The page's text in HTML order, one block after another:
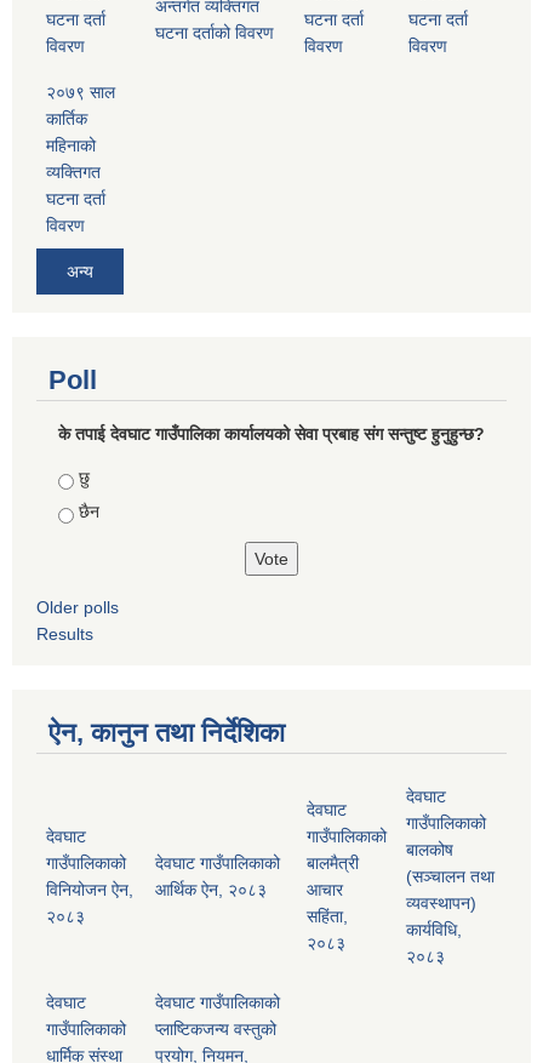
घटना दर्ता
विवरण
अन्तर्गत व्यक्तिगत
घटना दर्ताको विवरण
घटना दर्ता
विवरण
घटना दर्ता
विवरण
२०७९ साल
कार्तिक
महिनाको
व्यक्तिगत
घटना दर्ता
विवरण
अन्य
Poll
के तपाई देवघाट गाउँपालिका कार्यालयको सेवा प्रबाह संग सन्तुष्ट हुनुहुन्छ?
Choices
छु
छैन
Older polls
Results
ऐन, कानुन तथा निर्देशिका
देवघाट
गाउँपालिकाको
विनियोजन ऐन,
२०८३
देवघाट गाउँपालिकाको
आर्थिक ऐन, २०८३
देवघाट
गाउँपालिकाको
बालमैत्री
आचार
सहिंता,
२०८३
देवघाट
गाउँपालिकाको
बालकोष
(सञ्चालन तथा
व्यवस्थापन)
कार्यविधि,
२०८३
देवघाट
गाउँपालिकाको
धार्मिक संस्था
देवघाट गाउँपालिकाको
प्लाष्टिकजन्य वस्तुको
प्रयोग, नियमन,